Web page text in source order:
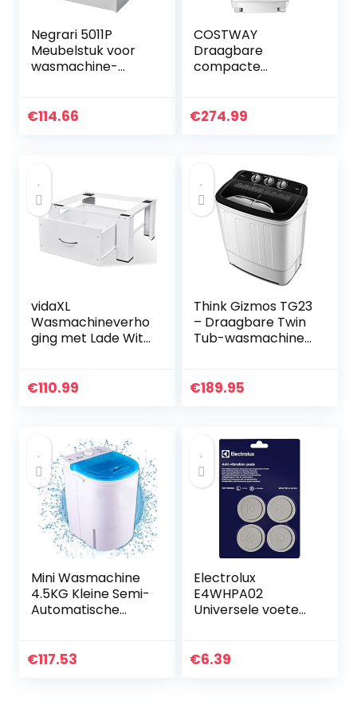
Negrari 5011P
Meubelstuk voor
wasmachine-
buiten, kunsthars,
€114.66
COSTWAY
Draagbare
compacte
multifunctionele 2-
afvoerpomp en
lange slang
€274.99
vidaXL
Wasmachineverho
ging met Lade Wit
Platform
€110.99
Think Gizmos TG23
– Draagbare Twin
Tub-wasmachine
caravans, kleine
€189.95
Mini Wasmachine
4.5KG Kleine Semi-
Automatische
Timer Control
€117.53
Electrolux
E4WHPA02
Universele voeten
€6.39